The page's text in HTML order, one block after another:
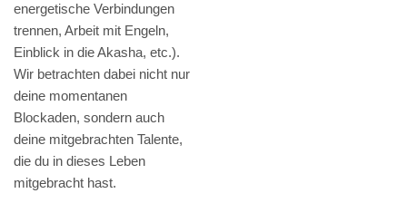
energetische Verbindungen
trennen, Arbeit mit Engeln,
Einblick in die Akasha, etc.).
Wir betrachten dabei nicht nur
deine momentanen
Blockaden, sondern auch
deine mitgebrachten Talente,
die du in dieses Leben
mitgebracht hast.